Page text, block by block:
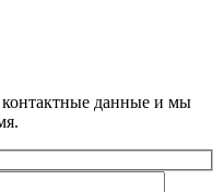
данные и мы